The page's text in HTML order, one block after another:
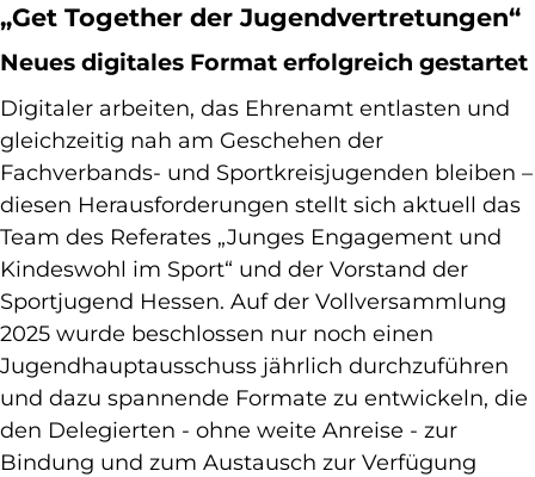
„Get Together der Jugendvertretungen“
Neues digitales Format erfolgreich gestartet
Digitaler arbeiten, das Ehrenamt entlasten und
gleichzeitig nah am Geschehen der
Fachverbands- und Sportkreisjugenden bleiben –
diesen Herausforderungen stellt sich aktuell das
Team des Referates „Junges Engagement und
Kindeswohl im Sport“ und der Vorstand der
Sportjugend Hessen. Auf der Vollversammlung
2025 wurde beschlossen nur noch einen
Jugendhauptausschuss jährlich durchzuführen
und dazu spannende Formate zu entwickeln, die
den Delegierten - ohne weite Anreise - zur
Bindung und zum Austausch zur Verfügung